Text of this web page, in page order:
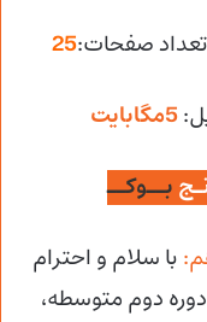
صفحات:25
:
بــوکــ
با سلام و احترام
دوم متوسطه،